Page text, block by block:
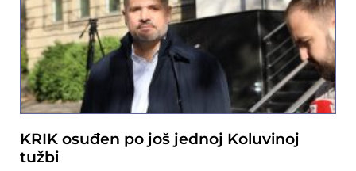
KRIK osuđen po još jednoj Koluvinoj
tužbi